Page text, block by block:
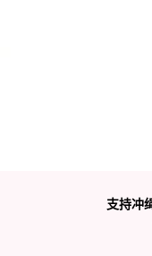
支持冲